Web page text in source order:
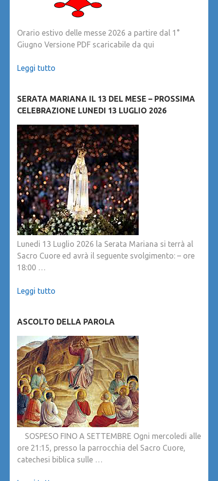
Orario estivo delle messe 2026 a partire dal 1°
Giugno Versione PDF scaricabile da qui
Leggi tutto
SERATA MARIANA IL 13 DEL MESE – PROSSIMA
CELEBRAZIONE LUNEDI 13 LUGLIO 2026
Lunedi 13 Luglio 2026 la Serata Mariana si terrà al
Sacro Cuore ed avrà il seguente svolgimento: – ore
18:00 …
Leggi tutto
ASCOLTO DELLA PAROLA
SOSPESO FINO A SETTEMBRE Ogni mercoledi alle
ore 21:15, presso la parrocchia del Sacro Cuore,
catechesi biblica sulle …